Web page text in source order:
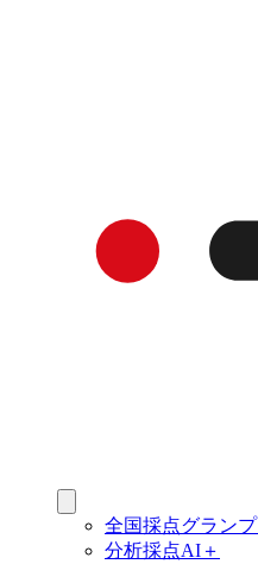
全国採点グランプ
分析採点AI＋